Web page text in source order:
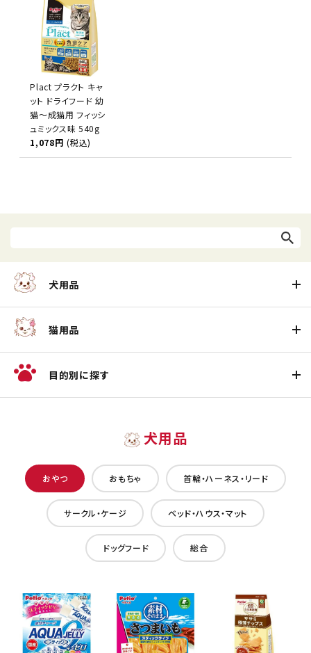
Plact プラクト キャ
ット ドライフード 幼
猫～成猫用 フィッシ
ュミックス味 540g
1,078円 (税込)
犬用品
猫用品
目的別に探す
犬用品
おやつ おもちゃ 首輪・ハーネス・リード
サークル・ケージ ベッド・ハウス・マット
ドッグフード 総合